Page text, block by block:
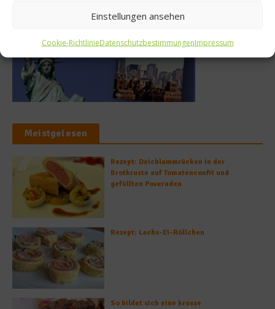
Einstellungen ansehen
Cookie-RichtlinieDatenschutzbestimmungenImpressum
Meistgelesen
Rezept: Deichlammrücken in der
Brotkruste auf Tomatenconfit und
gefüllten Poveraden
Rezept: Lachs-Ei-Röllchen
So bildet sich eine krosse